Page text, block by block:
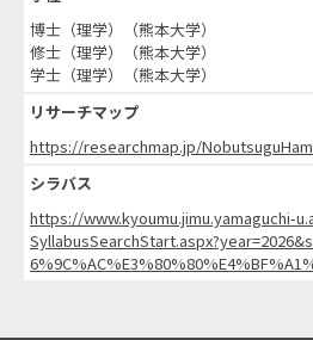
博士（理学）（熊本大学）
修士（理学）（熊本大学）
学士（理学）（熊本大学）
リサーチマップ
https://researchmap.jp/
シラバス
https://www.kyoumu.jimu.yamaguchi-